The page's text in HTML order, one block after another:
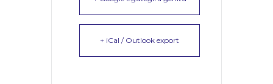
+ iCal / Outlook export